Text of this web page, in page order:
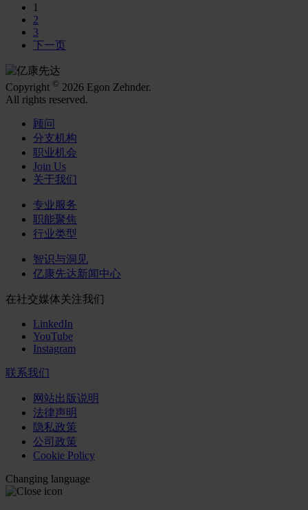
1
2
3
下一页
Copyright © 2026 Egon Zehnder.
All rights reserved.
顾问
分支机构
职业机会
Join Us
关于我们
专业服务
职能聚焦
行业类型
智识与洞见
亿康先达新闻中心
在社交媒体关注我们
LinkedIn
YouTube
Instagram
联系我们
网站出版说明
法律声明
隐私政策
公司政策
Cookie Policy
Changing language